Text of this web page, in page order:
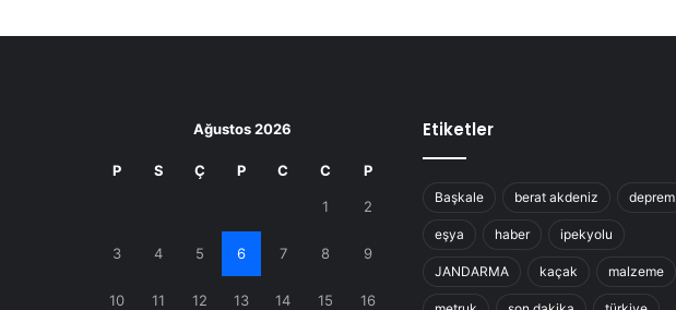
Ağustos 2026
P S Ç P C C P
1 2
3 4 5 6 7 8 9
10 11 12 13 14 15 16
Etiketler
Başkale berat akdeniz deprem
eşya haber ipekyolu
JANDARMA kaçak malzeme